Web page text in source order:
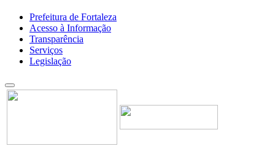
Prefeitura de Fortaleza
Acesso à Informação
Transparência
Serviços
Legislação